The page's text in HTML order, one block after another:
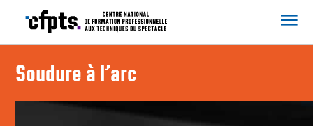
Soudure à l’arc